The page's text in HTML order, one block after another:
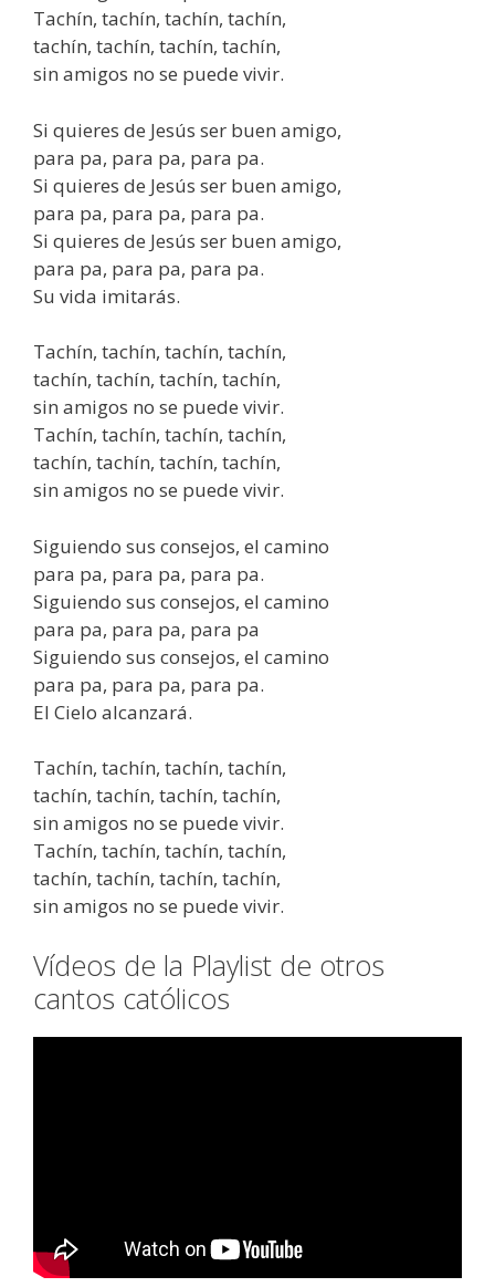
Tachín, tachín, tachín, tachín,
tachín, tachín, tachín, tachín,
sin amigos no se puede vivir.
Si quieres de Jesús ser buen amigo,
para pa, para pa, para pa.
Si quieres de Jesús ser buen amigo,
para pa, para pa, para pa.
Si quieres de Jesús ser buen amigo,
para pa, para pa, para pa.
Su vida imitarás.
Tachín, tachín, tachín, tachín,
tachín, tachín, tachín, tachín,
sin amigos no se puede vivir.
Tachín, tachín, tachín, tachín,
tachín, tachín, tachín, tachín,
sin amigos no se puede vivir.
Siguiendo sus consejos, el camino
para pa, para pa, para pa.
Siguiendo sus consejos, el camino
para pa, para pa, para pa
Siguiendo sus consejos, el camino
para pa, para pa, para pa.
El Cielo alcanzará.
Tachín, tachín, tachín, tachín,
tachín, tachín, tachín, tachín,
sin amigos no se puede vivir.
Tachín, tachín, tachín, tachín,
tachín, tachín, tachín, tachín,
sin amigos no se puede vivir.
Vídeos de la Playlist de otros
cantos católicos